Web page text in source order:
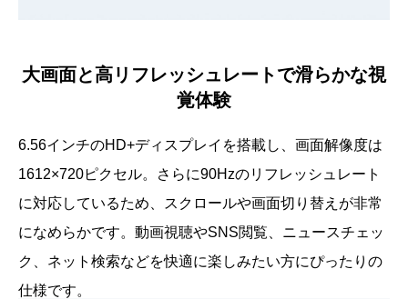
大画面と高リフレッシュレートで滑らかな視
覚体験
6.56インチのHD+ディスプレイを搭載し、画面解像度は
1612×720ピクセル。さらに90Hzのリフレッシュレート
に対応しているため、スクロールや画面切り替えが非常
になめらかです。動画視聴やSNS閲覧、ニュースチェッ
ク、ネット検索などを快適に楽しみたい方にぴったりの
仕様です。